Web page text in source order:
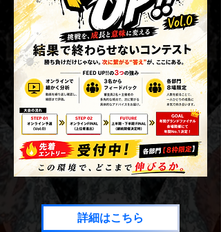
詳細はこちら